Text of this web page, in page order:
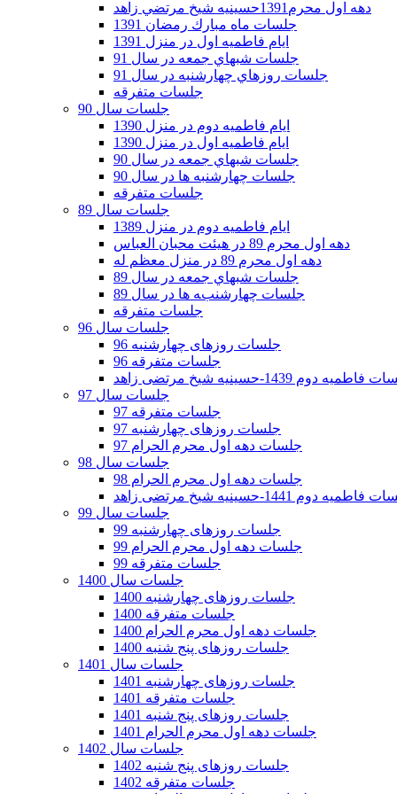
دهه اول محرم1391حسينيه شيخ مرتضي زاهد
جلسات ماه مبارك رمضان 1391
ايام فاطميه اول در منزل 1391
جلسات شبهاي جمعه در سال 91
جلسات روزهاي چهارشنبه در سال 91
جلسات متفرقه
جلسات سال 90
ایام فاطمیه دوم در منزل 1390
ایام فاطمیه اول در منزل 1390
جلسات شبهاي جمعه در سال 90
جلسات چهارشنبه ها در سال 90
جلسات متفرقه
جلسات سال 89
ایام فاطمیه دوم در منزل 1389
دهه اول محرم 89 در هیئت محبان العباس
دهه اول محرم 89 در منزل معظم له
جلسات شبهاي جمعه در سال 89
جلسات چهارشنبه ها در سال 89
جلسات متفرقه
جلسات سال 96
جلسات روزهای چهارشنبه 96
جلسات متفرقه 96
دوم 1439-حسینیه شیخ مرتضی زاهد
جلسات سال 97
جلسات متفرقه 97
جلسات روزهای چهارشنبه 97
جلسات دهه اول محرم الحرام 97
جلسات سال 98
جلسات دهه اول محرم الحرام 98
دوم 1441-حسینیه شیخ مرتضی زاهد
جلسات سال 99
جلسات روزهای چهارشنبه 99
جلسات دهه اول محرم الحرام 99
جلسات متفرقه 99
جلسات سال 1400
جلسات روزهای چهارشنبه 1400
جلسات متفرقه 1400
جلسات دهه اول محرم الحرام 1400
جلسات روزهای پنج شنبه 1400
جلسات سال 1401
جلسات روزهای چهارشنبه 1401
جلسات متفرقه 1401
جلسات روزهای پنج شنبه 1401
جلسات دهه اول محرم الحرام 1401
جلسات سال 1402
جلسات روزهای پنج شنبه 1402
جلسات متفرقه 1402